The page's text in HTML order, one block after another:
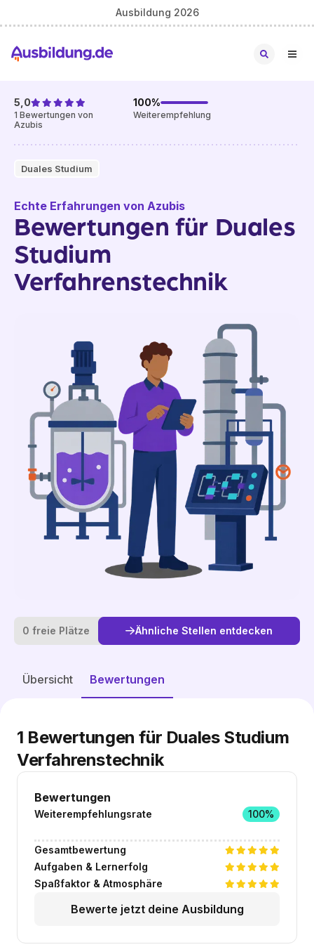
Ausbildung 2026
Duales Studium
5,0
1 Bewertungen von
Azubis
100%
Weiterempfehlung
Echte Erfahrungen von Azubis
Bewertungen für Duales
Studium
Verfahrenstechnik
0 freie Plätze Ähnliche Stellen entdecken
Übersicht BewertungenÄhnliche Stellen entdecken
Bewertungen
Weiterempfehlungsrate 100%
Gesamtbewertung
Aufgaben & Lernerfolg
Spaßfaktor & Atmosphäre
Bewerte jetzt deine Ausbildung
1 Bewertungen für Duales Studium
Verfahrenstechnik